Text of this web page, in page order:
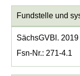
Fundstelle und
SächsGVBl. 2019
Fsn-Nr.: 271-4.1